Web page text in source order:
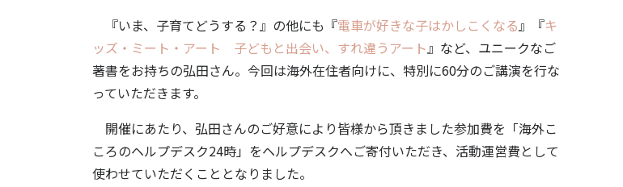
『いま、子育てどうする？』の他にも『電車が好きな子はかしこくなる』『キ
ッズ・ミート・アート 子どもと出会い、すれ違うアート』など、ユニークなご
著書をお持ちの弘田さん。今回は海外在住者向けに、特別に60分のご講演を行な
っていただきます。
開催にあたり、弘田さんのご好意により皆様から頂きました参加費を「海外こ
ころのヘルプデスク24時」をヘルプデスクへご寄付いただき、活動運営費として
使わせていただくこととなりました。